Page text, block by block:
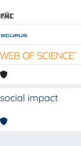
social impact